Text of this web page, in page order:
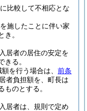
比較して不相応とな
施したことに伴い家
き。
居者の居住の安定を
きる。
を行う場合は、 前条
者負担額を、町長は
ものとする。
居者は、規則で定め